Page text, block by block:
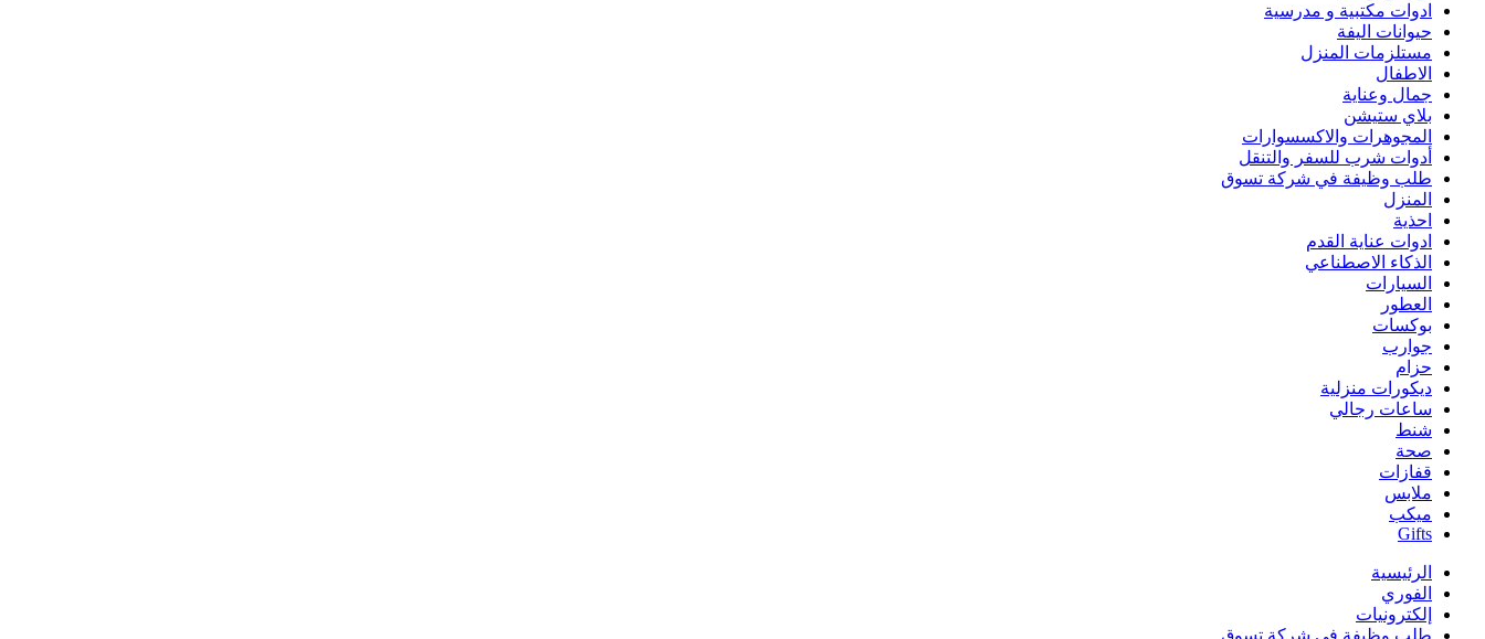
ادوات مكتبية و مدرسية
حيوانات اليفة
مستلزمات المنزل
الاطفال
جمال وعناية
بلاي ستيشن
المجوهرات والاكسسوارات
أدوات شرب للسفر والتنقل
طلب وظيفة في شركة تسوق
المنزل
احذية
ادوات عناية القدم
الذكاء الاصطناعي
السيارات
العطور
بوكسات
جوارب
حزام
ديكورات منزلية
ساعات رجالي
شنط
صحة
قفازات
ملابس
ميكب
Gifts
الرئيسية
الفوري
إلكترونيات
طلب وظيفة في شركة تسوق